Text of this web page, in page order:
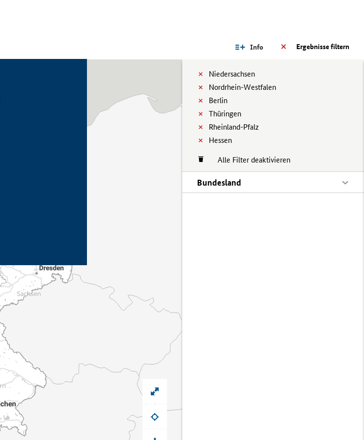
Ergebnisse filtern
Info
Niedersachsen
Nordrhein-Westfalen
Berlin
Thüringen
Rheinland-Pfalz
Hessen
Alle Filter deaktivieren
Bundesland